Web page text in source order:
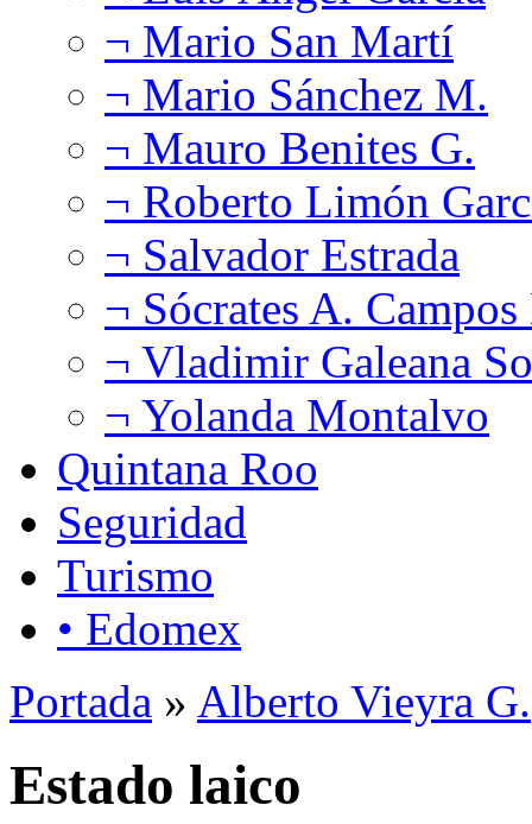
¬ Mario San Martí
¬ Mario Sánchez M.
¬ Mauro Benites G.
¬ Roberto Limón
¬ Salvador Estrada
¬ Sócrates A.
¬ Vladimir Galeana
¬ Yolanda Montalvo
Quintana Roo
Seguridad
Turismo
• Edomex
Portada » Alberto Vieyra G.
Estado laico